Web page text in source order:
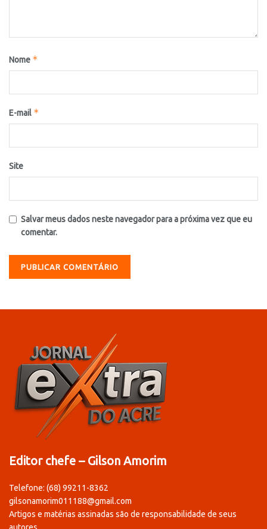
Nome *
E-mail *
Site
Salvar meus dados neste navegador para a próxima vez que eu
comentar.
Editor chefe – Gilson Amorim
Telefone: (68) 99211-8362
gilsonamorim011188@gmail.com
Artigos e matérias assinadas são de responsabilidade de seus
autores.